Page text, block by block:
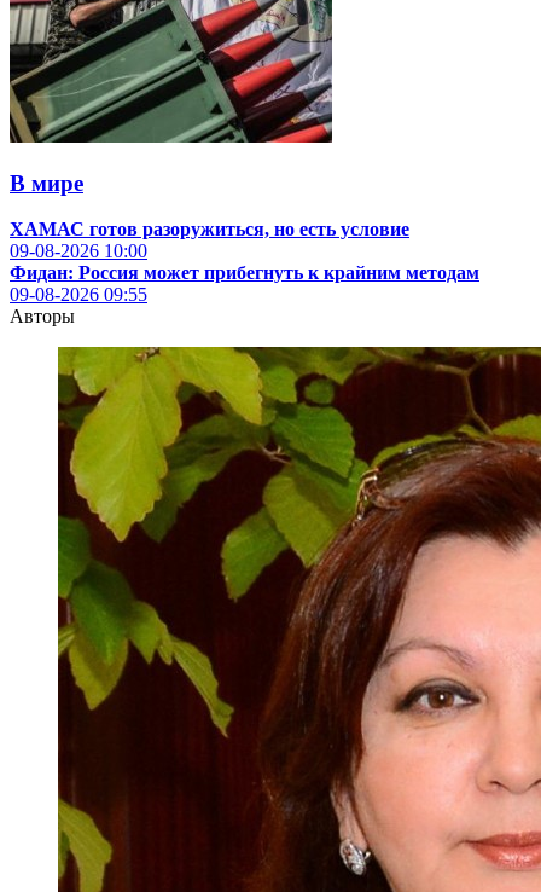
В мире
ХАМАС готов разоружиться, но есть условие
09-08-2026 10:00
Фидан: Россия может прибегнуть к крайним методам
09-08-2026 09:55
Авторы